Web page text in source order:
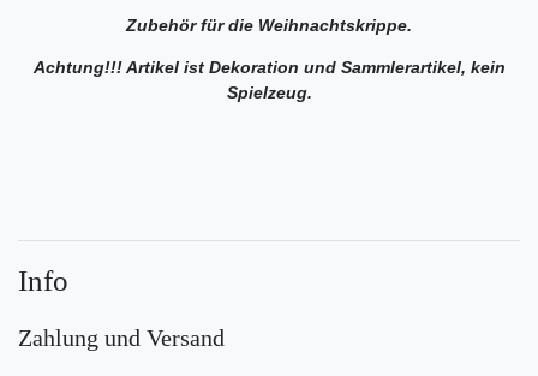
Zubehör für die Weihnachtskrippe.
Achtung!!! Artikel ist Dekoration und Sammlerartikel, kein
Spielzeug.
Info
Zahlung und Versand